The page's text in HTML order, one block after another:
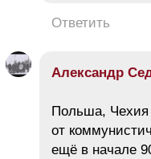
Ответить
Александр
Польша, Чехия
от
ещё в начале